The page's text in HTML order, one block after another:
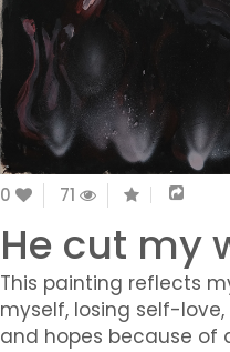
0 71
He cut my
This painting reflects
myself, losing self-
and hopes because of